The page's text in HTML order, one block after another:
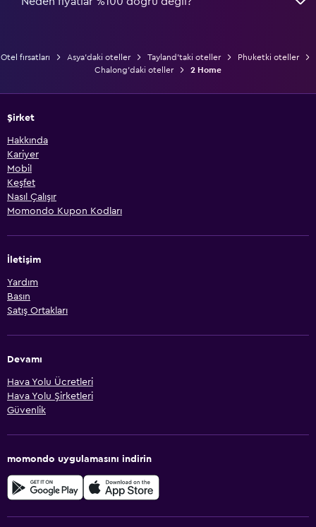
Otel fırsatları Asya'daki oteller Tayland'taki oteller
Phuketki oteller
Chalong'daki oteller
2 Home
Şirket
Hakkında
Kariyer
Mobil
Keşfet
Nasıl Çalışır
Momondo Kupon Kodları
İletişim
Yardım
Basın
Satış Ortakları
Devamı
Hava Yolu Ücretleri
Hava Yolu Şirketleri
Güvenlik
momondo uygulamasını indirin